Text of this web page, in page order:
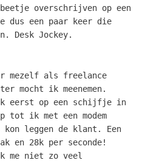
overschrijven op een
dus een paar keer die
Desk Jockey.
mezelf als freelance
mocht ik meenemen.
eerst op een schijfje in
tot ik met een modem
leggen de klant. Een
en 28k per seconde!
me niet zo veel